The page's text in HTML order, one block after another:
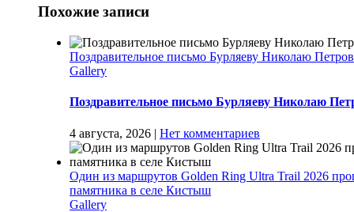
Похожие записи
Поздравительное письмо Бурляеву Николаю
Gallery
Поздравительное письмо Бурляеву Николаю
4 августа, 2026 | Нет комментариев
Один из маршрутов Golden Ring Ultra Trail 2026
памятника в селе Кистыш
Gallery